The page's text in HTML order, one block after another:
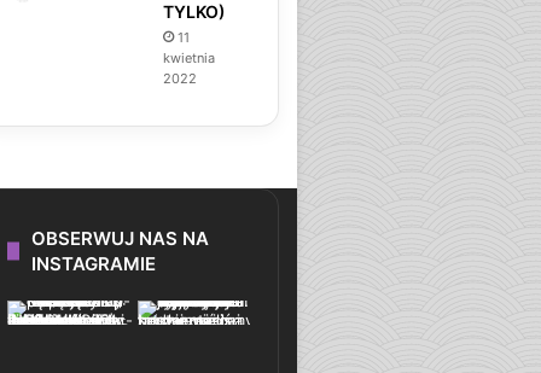
TYLKO)
11
kwietnia
2022
OBSERWUJ NAS NA
INSTAGRAMIE